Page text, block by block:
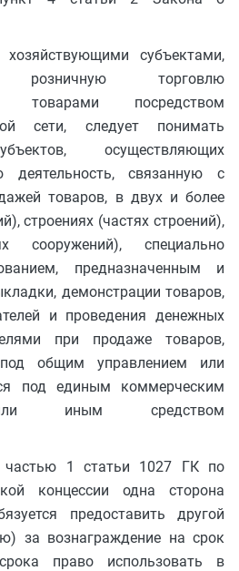
субъектами,
розничную торговлю
товарами посредством
сети, следует понимать
осуществляющих
деятельность, связанную с
товаров, в двух и более
строениях (частях строений),
сооружений), специально
предназначенным и
демонстрации товаров,
и проведения денежных
при продаже товаров,
общим управлением или
под единым коммерческим
иным средством
частью 1 статьи 1027 ГК по
концессии одна сторона
предоставить другой
за вознаграждение на срок
право использовать в